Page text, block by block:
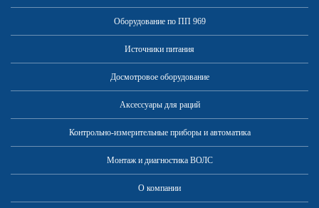
Оборудование по ПП 969
Источники питания
Досмотровое оборудование
Аксессуары для раций
Контрольно-измерительные приборы и автоматика
Монтаж и диагностика ВОЛС
О компании